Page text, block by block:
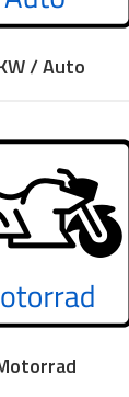
/ Auto